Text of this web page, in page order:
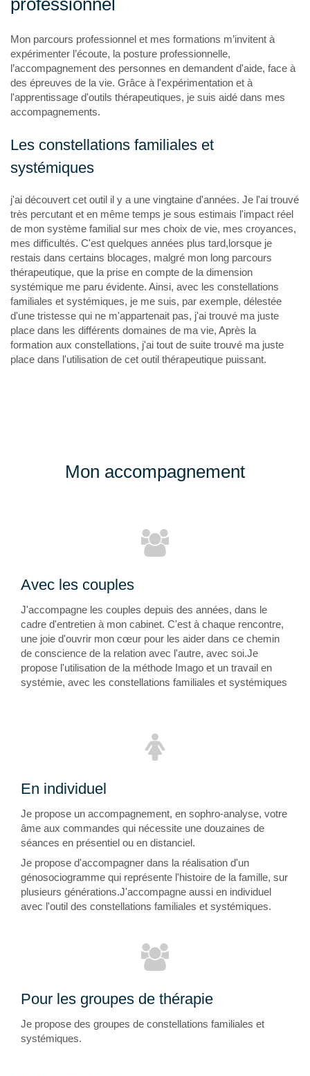
professionnel
Mon parcours professionnel et mes formations m’invitent à
expérimenter l’écoute, la posture professionnelle,
l’accompagnement des personnes en demandent d'aide, face à
des épreuves de la vie. Grâce à l'expérimentation et à
l'apprentissage d'outils thérapeutiques, je suis aidé dans mes
accompagnements.
Les constellations familiales et
systémiques
j'ai découvert cet outil il y a une vingtaine d'années. Je l'ai trouvé
très percutant et en même temps je sous estimais l'impact réel
de mon système familial sur mes choix de vie, mes croyances,
mes difficultés. C'est quelques années plus tard,lorsque je
restais dans certains blocages, malgré mon long parcours
thérapeutique, que la prise en compte de la dimension
systémique me paru évidente. Ainsi, avec les constellations
familiales et systémiques, je me suis, par exemple, délestée
d'une tristesse qui ne m'appartenait pas, j'ai trouvé ma juste
place dans les différents domaines de ma vie, Après la
formation aux constellations, j'ai tout de suite trouvé ma juste
place dans l'utilisation de cet outil thérapeutique puissant.
Mon accompagnement
Avec les couples
J'accompagne les couples depuis des années, dans le
cadre d'entretien à mon cabinet. C'est à chaque rencontre,
une joie d'ouvrir mon cœur pour les aider dans ce chemin
de conscience de la relation avec l'autre, avec soi.Je
propose l'utilisation de la méthode Imago et un travail en
systémie, avec les constellations familiales et systémiques
En individuel
Je propose un accompagnement, en sophro-analyse, votre
âme aux commandes qui nécessite une douzaines de
séances en présentiel ou en distanciel.
Je propose d'accompagner dans la réalisation d'un
génosociogramme qui représente l'histoire de la famille, sur
plusieurs générations.J'accompagne aussi en individuel
avec l'outil des constellations familiales et systémiques.
Pour les groupes de thérapie
Je propose des groupes de constellations familiales et
systémiques.